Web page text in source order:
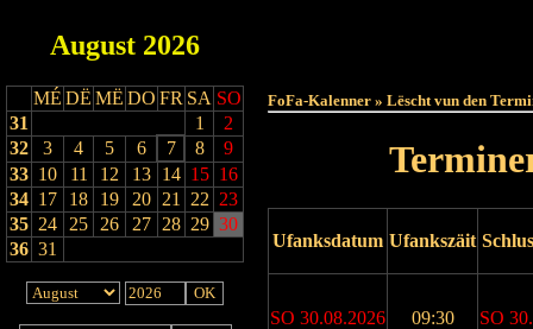
August 2026
MÉ DË MË DO FR SA SO
31
1
2
32
3 4 5 6 7 8
9
33 10 11 12 13 14 15 16
34 17 18 19 20 21 22 23
35 24 25 26 27 28 29 30
36 31
FoFa-Kalenner » Lëscht vun den
Ufanksdatum Ufankszäit
SO 30.08.2026 09:30 SO